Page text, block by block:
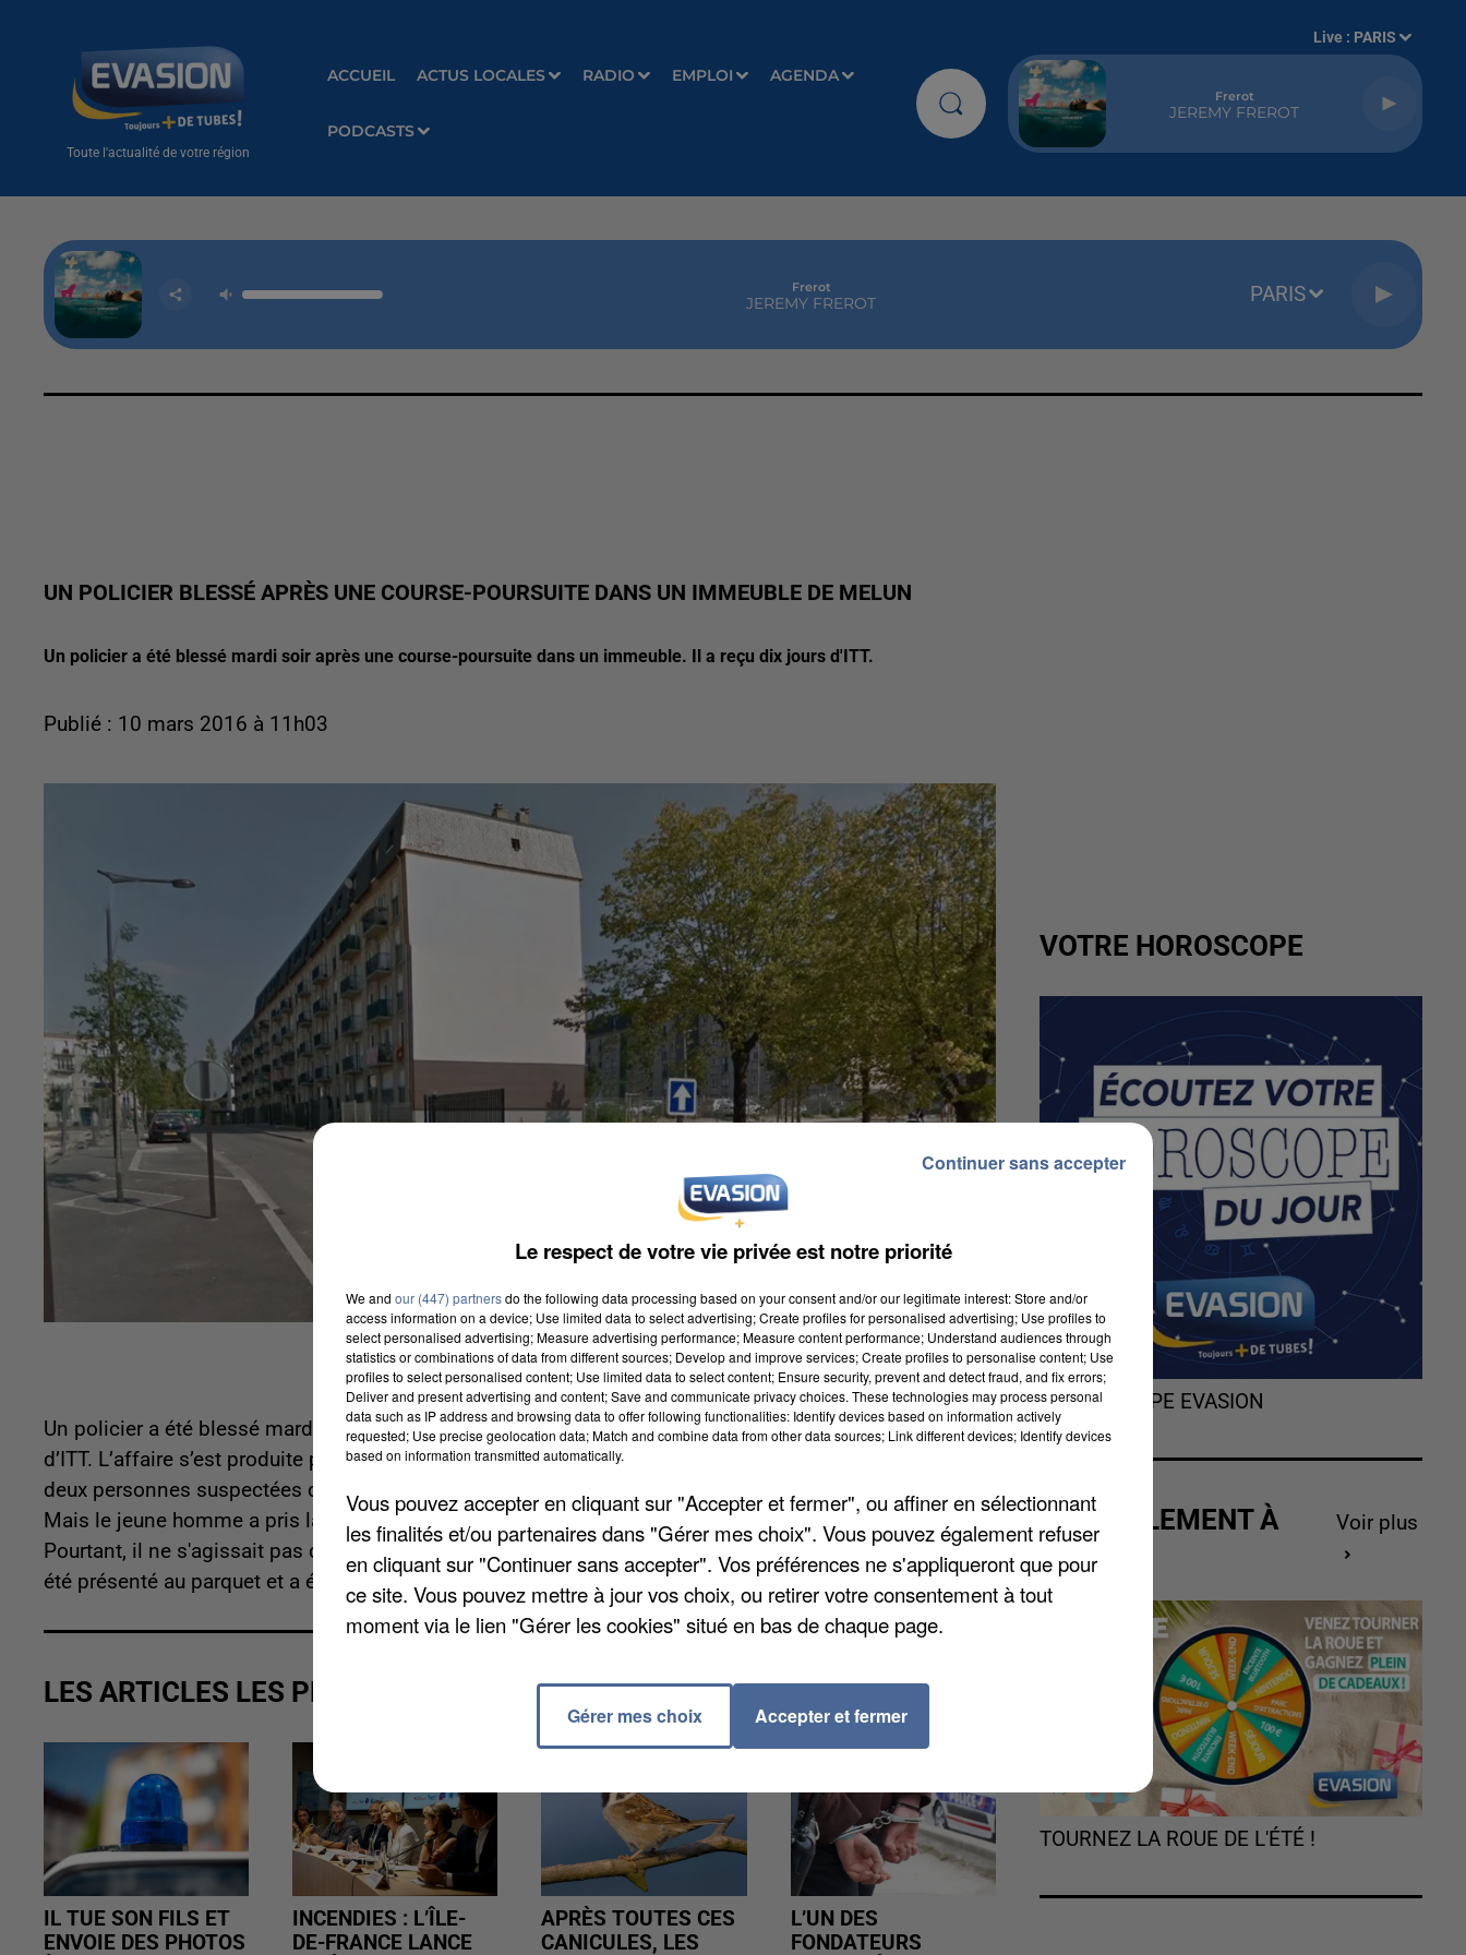
Toute l'actualité de votre région
ACCUEIL ACTUS LOCALES RADIO EMPLOI AGENDA
PODCASTS
Live : PARIS
Frerot
JEREMY FREROT
Frerot
JEREMY FREROT PARIS
UN POLICIER BLESSÉ APRÈS UNE COURSE-POURSUITE DANS UN IMMEUBLE DE MELUN
Un policier a été blessé mardi soir après une course-poursuite dans un immeuble. Il a reçu dix jours d'ITT.
Publié : 10 mars 2016 à 11h03
Un policier a été blessé mardi soir après une course-poursuite dans un immeuble. Il a reçu dix jours
d’ITT. L’affaire s’est produite près du square Mérimée à Melun. Une patrouille a cru reconnaître une des
deux personnes suspectées de l’assassinat de Wildy Gourville, commis le 8 février au Mée-sur-Seine.
Mais le jeune homme a pris la fuite. Il a bousculé un policier mais a été maîtrisé par ses collègues.
Pourtant, il ne s'agissait pas d’un suspect dans l’assassinat de Willy Gourville. Cet habitant de Melun a
été présenté au parquet et a écopé d’un simple rappel à la loi.
LES ARTICLES LES PLUS VUS
IL TUE SON FILS ET
ENVOIE DES PHOTOS
INCENDIES : L’ÎLE-
DE-FRANCE LANCE
APRÈS TOUTES CES
CANICULES, LES
L’UN DES
FONDATEURS
VOTRE HOROSCOPE
L'HOROSCOPE EVASION
ACTUELLEMENT À
GAGNER
Voir plus
TOURNEZ LA ROUE DE L'ÉTÉ !
Le respect de votre vie privée est notre priorité
We and our (447) partnersdo the following data processing based on your consent and/or our legitimate interest: Store and/or
access information on a device; Use limited data to select advertising; Create profiles for personalised advertising; Use profiles to
select personalised advertising; Measure advertising performance; Measure content performance; Understand audiences through
statistics or combinations of data from different sources; Develop and improve services; Create profiles to personalise content; Use
profiles to select personalised content; Use limited data to select content; Ensure security, prevent and detect fraud, and fix errors;
Deliver and present advertising and content; Save and communicate privacy choices. These technologies may process personal
data such as IP address and browsing data to offer following functionalities: Identify devices based on information actively
requested; Use precise geolocation data; Match and combine data from other data sources; Link different devices; Identify devices
based on information transmitted automatically.
Vous pouvez accepter en cliquant sur "Accepter et fermer", ou affiner en sélectionnant
les finalités et/ou partenaires dans "Gérer mes choix". Vous pouvez également refuser
en cliquant sur "Continuer sans accepter". Vos préférences ne s'appliqueront que pour
ce site. Vous pouvez mettre à jour vos choix, ou retirer votre consentement à tout
moment via le lien "Gérer les cookies" situé en bas de chaque page.
Gérer mes choix Accepter et fermer
Continuer sans accepter